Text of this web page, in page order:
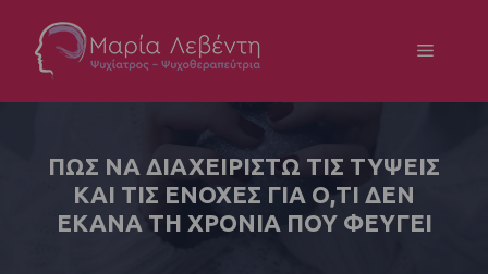
ΠΩΣ ΝΑ ΔΙΑΧΕΙΡΙΣΤΩ ΤΙΣ ΤΥΨΕΙΣ
ΚΑΙ ΤΙΣ ΕΝΟΧΕΣ ΓΙΑ Ο,ΤΙ ΔΕΝ
ΕΚΑΝΑ ΤΗ ΧΡΟΝΙΑ ΠΟΥ ΦΕΥΓΕΙ